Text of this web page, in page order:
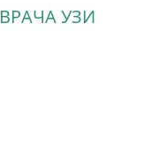
УЗИ